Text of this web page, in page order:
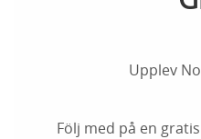
Upplev
Följ med på en